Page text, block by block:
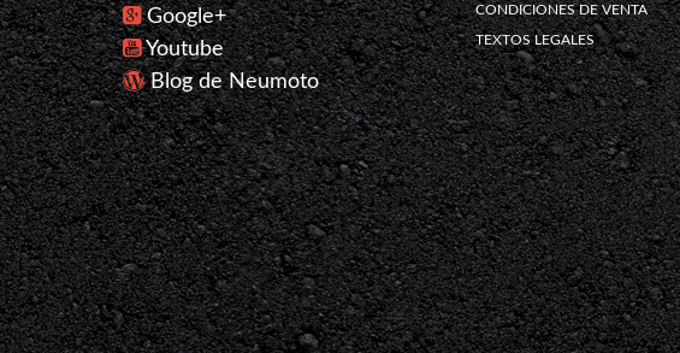
Google+
Youtube
Blog de Neumoto
CONDICIONES DE VENTA
TEXTOS LEGALES